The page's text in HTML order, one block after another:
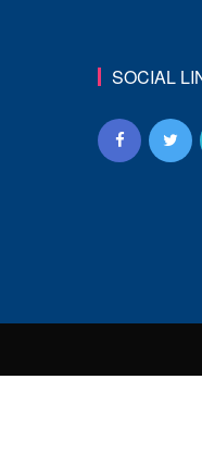
SOCIAL